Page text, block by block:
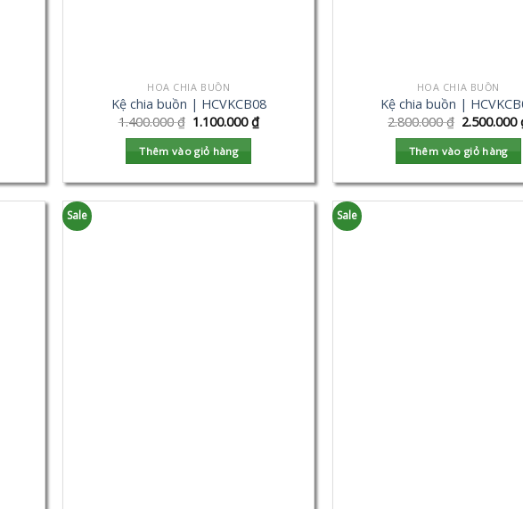
HOA CHIA BUỒN
Kệ chia buồn | HCVKCB08
1.400.000₫ 1.100.000₫
Thêm vào giỏ hàng
HOA CHIA BUỒN
Kệ chia buồn |
2.800.000₫ 2.500.000
Thêm vào giỏ hàng
Sale Sale